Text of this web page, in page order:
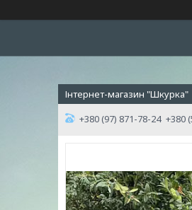
Інтернет-магазин "Шкурка"
+380 (97) 871-78-24 +380